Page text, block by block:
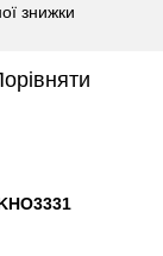
знижки